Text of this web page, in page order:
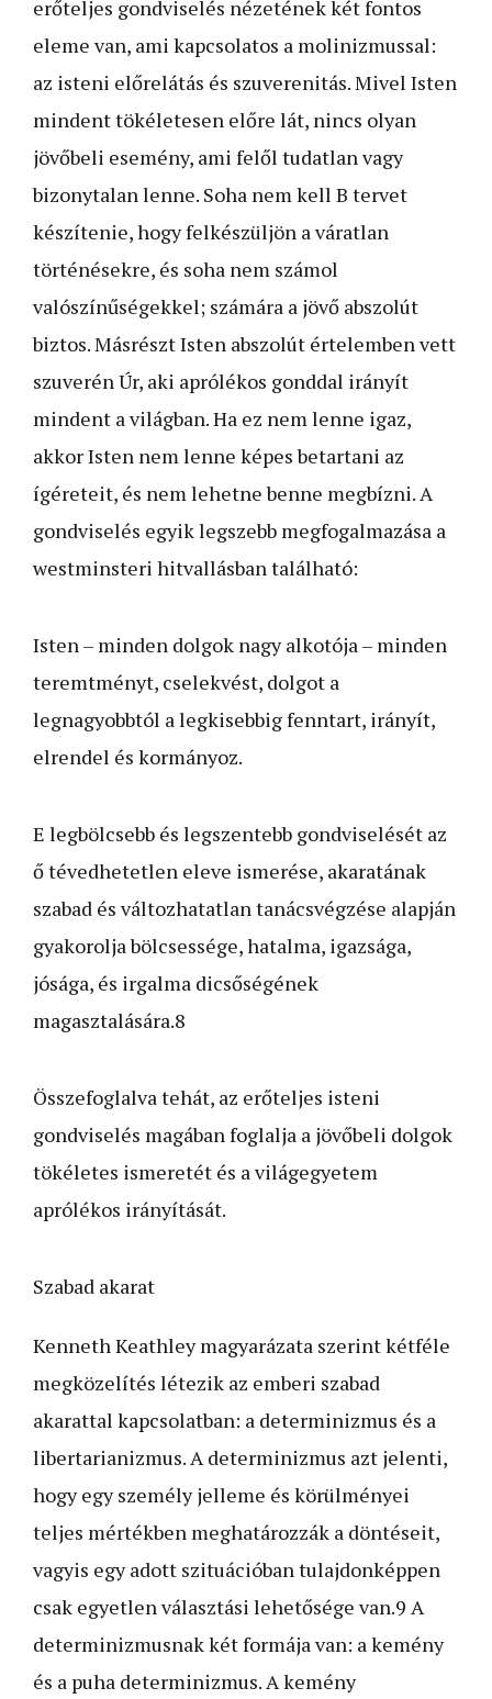
erőteljes gondviselés nézetének két fontos
eleme van, ami kapcsolatos a molinizmussal:
az isteni előrelátás és szuverenitás. Mivel Isten
mindent tökéletesen előre lát, nincs olyan
jövőbeli esemény, ami felől tudatlan vagy
bizonytalan lenne. Soha nem kell B tervet
készítenie, hogy felkészüljön a váratlan
történésekre, és soha nem számol
valószínűségekkel; számára a jövő abszolút
biztos. Másrészt Isten abszolút értelemben vett
szuverén Úr, aki aprólékos gonddal irányít
mindent a világban. Ha ez nem lenne igaz,
akkor Isten nem lenne képes betartani az
ígéreteit, és nem lehetne benne megbízni. A
gondviselés egyik legszebb megfogalmazása a
westminsteri hitvallásban található:
Isten – minden dolgok nagy alkotója – minden
teremtményt, cselekvést, dolgot a
legnagyobbtól a legkisebbig fenntart, irányít,
elrendel és kormányoz.
E legbölcsebb és legszentebb gondviselését az
ő tévedhetetlen eleve ismerése, akaratának
szabad és változhatatlan tanácsvégzése alapján
gyakorolja bölcsessége, hatalma, igazsága,
jósága, és irgalma dicsőségének
magasztalására.8
Összefoglalva tehát, az erőteljes isteni
gondviselés magában foglalja a jövőbeli dolgok
tökéletes ismeretét és a világegyetem
aprólékos irányítását.
Szabad akarat
Kenneth Keathley magyarázata szerint kétféle
megközelítés létezik az emberi szabad
akarattal kapcsolatban: a determinizmus és a
libertarianizmus. A determinizmus azt jelenti,
hogy egy személy jelleme és körülményei
teljes mértékben meghatározzák a döntéseit,
vagyis egy adott szituációban tulajdonképpen
csak egyetlen választási lehetősége van.9 A
determinizmusnak két formája van: a kemény
és a puha determinizmus. A kemény